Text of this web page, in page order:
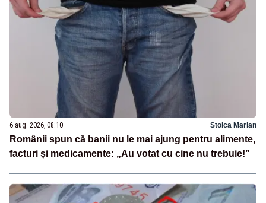
6 aug. 2026, 08:10 Stoica Marian
Românii spun că banii nu le mai ajung pentru alimente,
facturi și medicamente: „Au votat cu cine nu trebuie!”